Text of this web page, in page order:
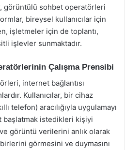
görüntülü sohbet operatörleri
bireysel kullanıcılar için
işletmeler için de toplantı,
işlevler sunmaktadır.
Çalışma Prensibi
internet bağlantısı
Kullanıcılar, bir cihaz
telefon) aracılığıyla uygulamayı
istedikleri kişiyi
görüntü verilerini anlık olarak
görmesini ve duymasını